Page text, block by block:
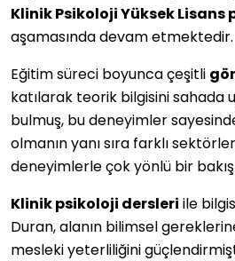
Klinik Psikoloji Yüksek Lisans
aşamasında devam etmektedir.
Eğitim süreci boyunca çeşitli
katılarak teorik bilgisini sahada
bulmuş, bu deneyimler
olmanın yanı sıra farklı
deneyimlerle çok yönlü bir bakış
Klinik psikoloji dersleri ile
Duran, alanın bilimsel
mesleki yeterliliğini